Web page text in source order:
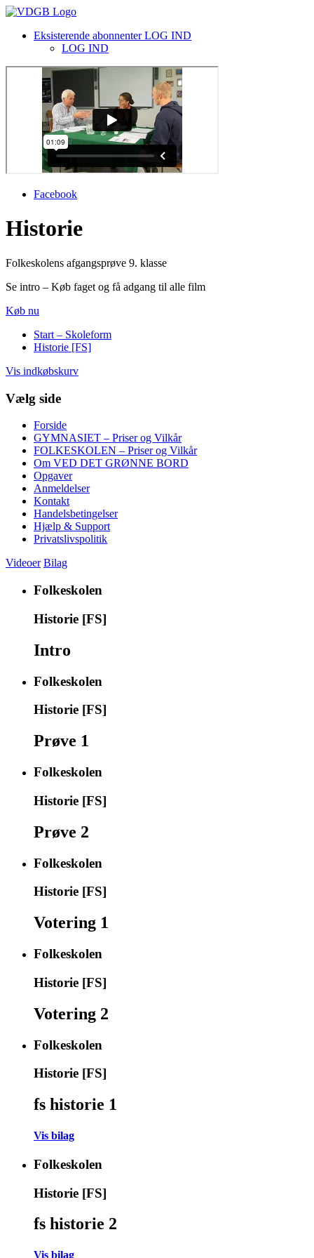
Eksisterende abonnenter LOG IND
LOG IND
Facebook
Historie
Folkeskolens afgangsprøve 9. klasse
Se intro – Køb faget og få adgang til alle film
Køb nu
Start – Skoleform
Historie [FS]
Vis indkøbskurv
Vælg side
Forside
GYMNASIET – Priser og Vilkår
FOLKESKOLEN – Priser og Vilkår
Om VED DET GRØNNE BORD
Opgaver
Anmeldelser
Kontakt
Handelsbetingelser
Hjælp & Support
Privatslivspolitik
Videoer Bilag
Folkeskolen
Historie [FS]
Intro
Folkeskolen
Historie [FS]
Prøve 1
Folkeskolen
Historie [FS]
Prøve 2
Folkeskolen
Historie [FS]
Votering 1
Folkeskolen
Historie [FS]
Votering 2
Folkeskolen
Historie [FS]
fs historie 1
Vis bilag
Folkeskolen
Historie [FS]
fs historie 2
Vis bilag